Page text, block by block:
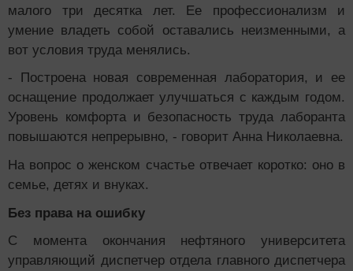
малого три десятка лет. Ее профессионализм и
умение владеть собой оставались неизменными, а
вот условия труда менялись.
- Построена новая современная лаборатория, и ее
оснащение продолжает улучшаться с каждым годом.
Уровень комфорта и безопасность труда лаборанта
повышаются непрерывно, - говорит Анна Николаевна.
На вопрос о женском счастье отвечает коротко: оно в
семье, детях и внуках.
Без права на ошибку
С момента окончания нефтяного университета
управляющий диспетчер отдела главного диспетчера